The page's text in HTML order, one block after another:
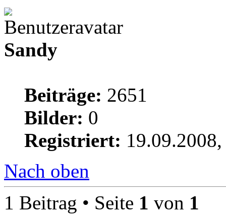
Sandy
Beiträge: 2651
Bilder: 0
Registriert:
Nach oben
1 Beitrag • Seite 1 von 1